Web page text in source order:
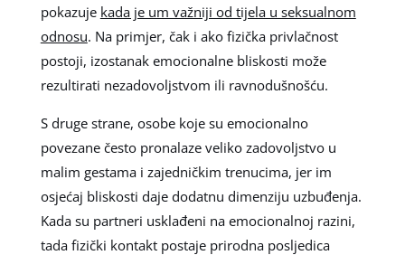
pokazuje kada je um važniji od tijela u seksualnom
odnosu. Na primjer, čak i ako fizička privlačnost
postoji, izostanak emocionalne bliskosti može
rezultirati nezadovoljstvom ili ravnodušnošću.
S druge strane, osobe koje su emocionalno
povezane često pronalaze veliko zadovoljstvo u
malim gestama i zajedničkim trenucima, jer im
osjećaj bliskosti daje dodatnu dimenziju uzbuđenja.
Kada su partneri usklađeni na emocionalnoj razini,
tada fizički kontakt postaje prirodna posljedica